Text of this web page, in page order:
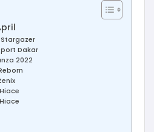
Dakar
2022